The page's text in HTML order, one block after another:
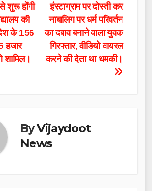
इंस्टाग्राम पर दोस्ती कर
नाबालिग पर धर्म परिवर्तन
का दबाव बनाने वाला युवक
गिरफ्तार, वीडियो वायरल
करने की देता था धमकी।
शुरू होंगी
की
के 156
हजार
शामिल।
ByVijaydoot
News